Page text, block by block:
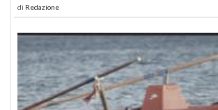
di Redazione